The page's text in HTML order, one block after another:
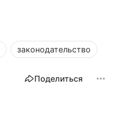
законодательство
Поделиться